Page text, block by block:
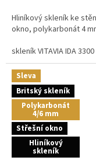
Hliníkový skleník ke
okno, polykarbonát 4
skleník VITAVIA IDA
Sleva
Britský skleník
Polykarbonát
4/6 mm
Střešní okno
Hliníkový
skleník